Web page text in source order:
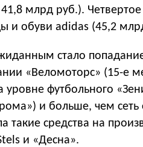
млрд руб.).
и обуви adidas (45,2
стало
«Веломоторс» (15-е
футбольного
и больше, чем сеть
такие средства на
и «Десна».